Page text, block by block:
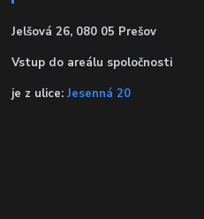
Jelšová 26, 080 05 Prešov
Vstup do areálu spoločnosti
je z ulice: Jesenná 20